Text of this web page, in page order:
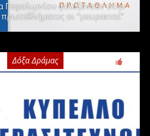
φιλοξενούν στην
οι “μαυραετοί”
Δόξα Δράμας